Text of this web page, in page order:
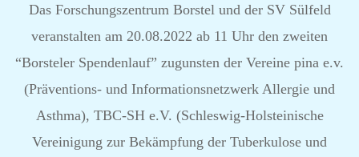
Das Forschungszentrum Borstel und der SV Sülfeld
veranstalten am 20.08.2022 ab 11 Uhr den zweiten
“Borsteler Spendenlauf” zugunsten der Vereine pina e.v.
(Präventions- und Informationsnetzwerk Allergie und
Asthma), TBC-SH e.V. (Schleswig-Holsteinische
Vereinigung zur Bekämpfung der Tuberkulose und